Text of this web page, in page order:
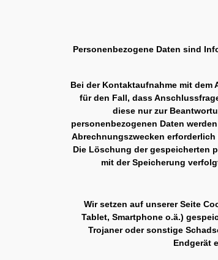
Personenbezogene Daten sind
Bei der Kontaktaufnahme mit dem
für den Fall, dass
diese nur zur
personenbezogenen Daten
Abrechnungszwecken
Die Löschung der gespeicherten
mit der Speicherung
Wir setzen auf unserer Seite
Tablet, Smartphone o.ä.)
Trojaner oder sonstige
Endgerät